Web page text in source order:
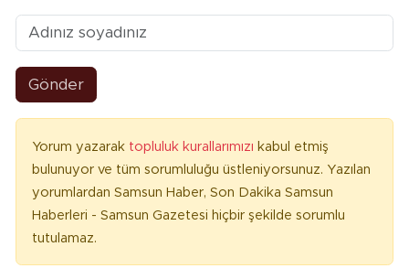
Gönder
Yorum yazarak topluluk kurallarımızı kabul etmiş
bulunuyor ve tüm sorumluluğu üstleniyorsunuz. Yazılan
yorumlardan Samsun Haber, Son Dakika Samsun
Haberleri - Samsun Gazetesi hiçbir şekilde sorumlu
tutulamaz.